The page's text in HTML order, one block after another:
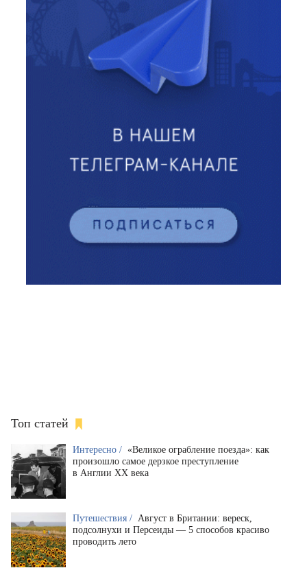
Топ статей
Интересно / «Великое ограбление поезда»: как
произошло самое дерзкое преступление
в Англии XX века
Путешествия / Август в Британии: вереск,
подсолнухи и Персеиды — 5 способов красиво
проводить лето